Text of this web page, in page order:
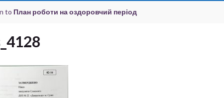
to План роботи на оздоровчий період